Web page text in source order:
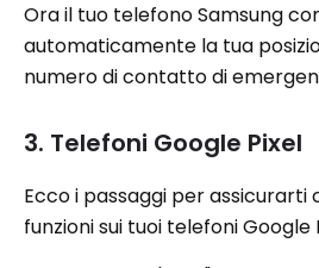
Ora il tuo telefono Samsung
automaticamente la tua
numero di contatto di
3. Telefoni Google Pixel
Ecco i passaggi per assicurarti
funzioni sui tuoi telefoni Google